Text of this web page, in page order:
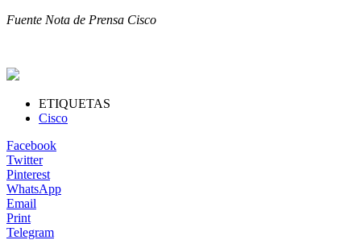
Fuente Nota de Prensa Cisco
ETIQUETAS
Cisco
Facebook
Twitter
Pinterest
WhatsApp
Email
Print
Telegram